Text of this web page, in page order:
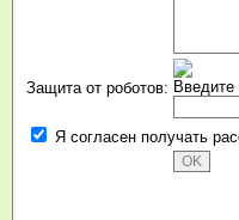
Защита от роботов:
Я согласен получать